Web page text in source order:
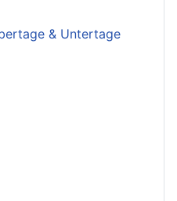
& Untertage